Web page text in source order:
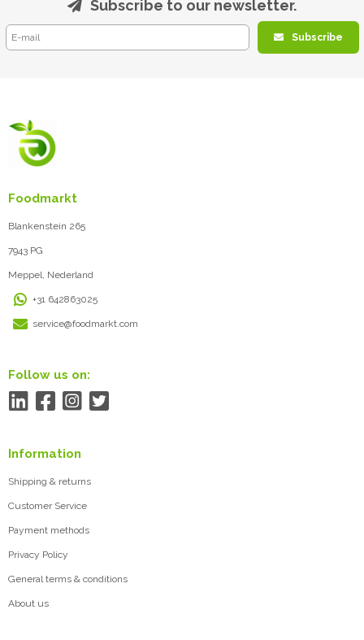
Subscribe to our newsletter.
Subscribe
Foodmarkt
Blankenstein 265
7943 PG
Meppel, Nederland
+31 642863025
service@foodmarkt.com
Follow us on:
Information
Shipping & returns
Customer Service
Payment methods
Privacy Policy
General terms & conditions
About us